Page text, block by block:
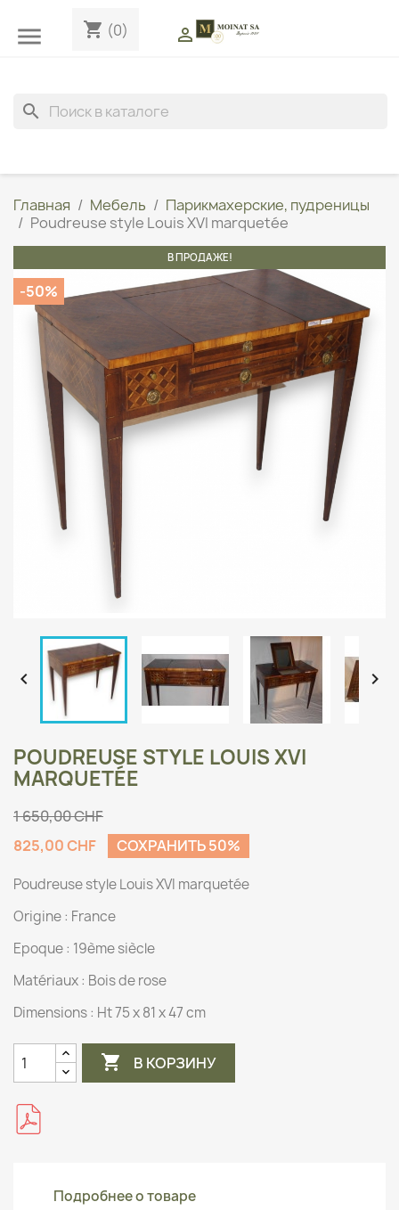
 shopping_cart (0) 
search
Главная Мебель
Парикмахерские, пудреницы
Poudreuse style Louis XVI marquetée
В ПРОДАЖЕ!
-50%
 
POUDREUSE STYLE LOUIS XVI
MARQUETÉE
1 650,00 CHF
825,00 CHF
СОХРАНИТЬ 50%
Poudreuse style Louis XVI marquetée
Origine : France
Epoque : 19ème siècle
Matériaux : Bois de rose
Dimensions : Ht 75 x 81 x 47 cm
 В КОРЗИНУ
Подробнее о товаре